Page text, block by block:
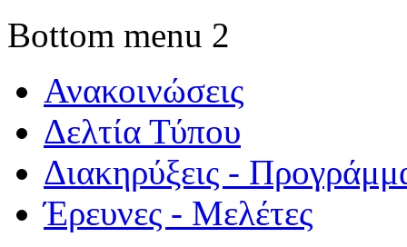
Bottom menu 2
Ανακοινώσεις
Δελτία Τύπου
Διακηρύξεις -
Έρευνες - Μελέτες